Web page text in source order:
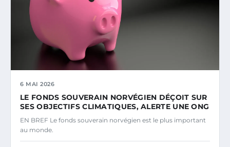
6 MAI 2026
LE FONDS SOUVERAIN NORVÉGIEN DÉÇOIT SUR
SES OBJECTIFS CLIMATIQUES, ALERTE UNE ONG
EN BREF Le fonds souverain norvégien est le plus important
au monde.